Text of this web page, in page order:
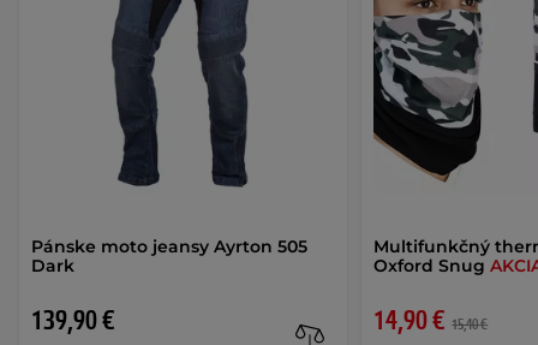
Pánske moto jeansy Ayrton 505
Dark
139,90 €
Multifunkčný
Oxford Snug
14,90 € 15,40 €